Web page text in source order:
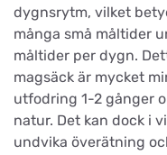
dygnsrytm, vilket
många små måltider
måltider per dygn.
magsäck är mycket
utfodring 1-2 gånger
natur. Det kan dock i
undvika överätning